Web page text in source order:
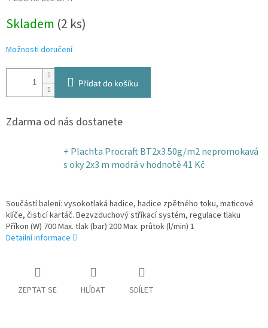
cena:
Skladem (2 ks)
Možnosti doručení
Přidat do košíku
Zdarma od nás dostanete
+ Plachta Procraft BT2x3 50g/m2 nepromokavá
s oky 2x3 m modráv hodnotě 41 Kč
Součástí balení: vysokotlaká hadice, hadice zpětného toku, maticové
klíče, čisticí kartáč. Bezvzduchový stříkací systém, regulace tlaku
Příkon (W) 700 Max. tlak (bar) 200 Max. průtok (l/min) 1
Detailní informace
ZEPTAT SE HLÍDAT SDÍLET